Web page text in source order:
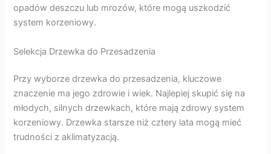
opadów deszczu lub mrozów, które mogą uszkodzić
system korzeniowy.
Selekcja Drzewka do Przesadzenia
Przy wyborze drzewka do przesadzenia, kluczowe
znaczenie ma jego zdrowie i wiek. Najlepiej skupić się na
młodych, silnych drzewkach, które mają zdrowy system
korzeniowy. Drzewka starsze niż cztery lata mogą mieć
trudności z aklimatyzacją.